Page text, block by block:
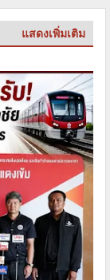
แสดงเพิ่มเติม